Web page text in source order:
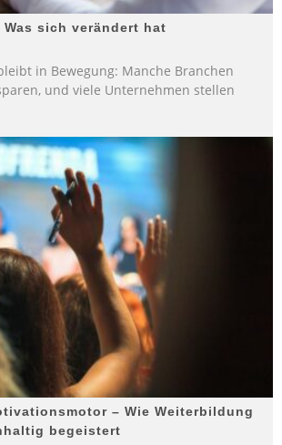
Was sich verändert hat
in Bewegung: Manche Branchen
und viele Unternehmen stellen
– Wie Weiterbildung
begeistert